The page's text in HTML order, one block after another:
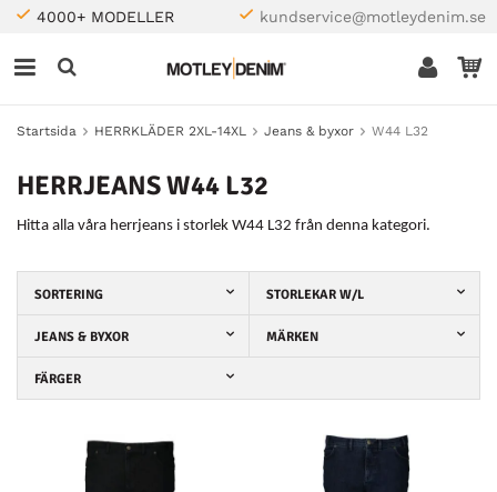
4000+ MODELLER kundservice@motleydenim.se
Startsida HERRKLÄDER 2XL-14XL Jeans & byxor W44 L32
HERRJEANS W44 L32
Hitta alla våra herrjeans i storlek W44 L32 från denna kategori.
SORTERING STORLEKAR W/L
JEANS & BYXOR MÄRKEN
FÄRGER